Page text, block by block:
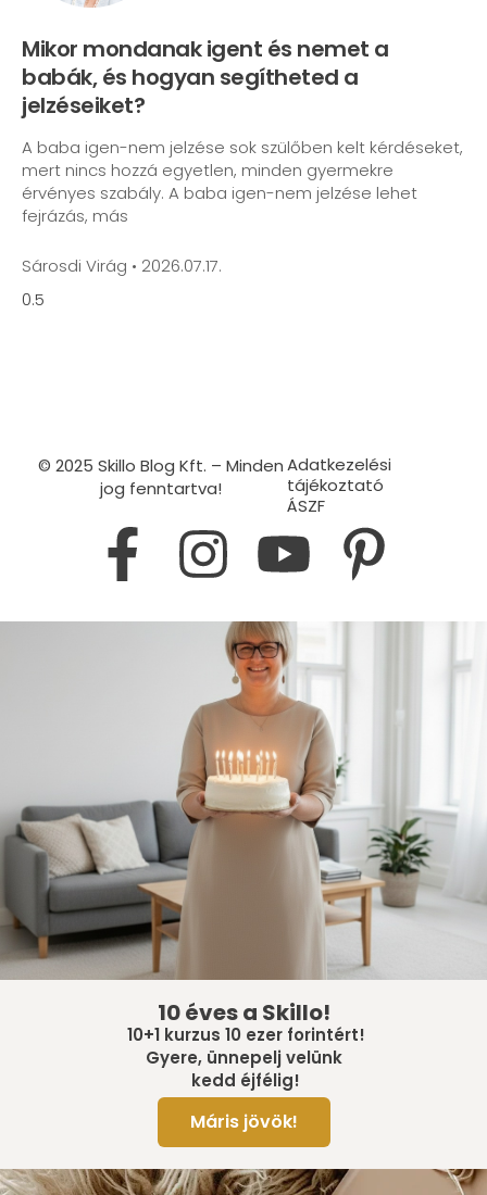
Mikor mondanak igent és nemet a
babák, és hogyan segítheted a
jelzéseiket?
A baba igen-nem jelzése sok szülőben kelt kérdéseket,
mert nincs hozzá egyetlen, minden gyermekre
érvényes szabály. A baba igen-nem jelzése lehet
fejrázás, más
Sárosdi Virág 2026.07.17.
© 2025 Skillo Blog Kft. – Minden
jog fenntartva!
Adatkezelési
tájékoztató
ÁSZF
10 éves a Skillo!
10+1 kurzus 10 ezer forintért!
Gyere, ünnepelj velünk
kedd éjfélig!
Máris jövök!